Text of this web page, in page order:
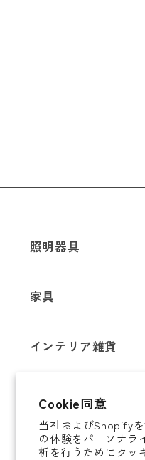
Cookie同意
当社およびShopify
の体験をパーソナラ
析を行うためにクッ
照明器具
シーリングライト
テーブルライト
ブラケットライト
タスクライト
家具
チェア
ソファ / ベンチ
デスク
ミラー
インテリア雑貨
オブジェ
掛時計
置時計
即納商品
即納商品
ご案内